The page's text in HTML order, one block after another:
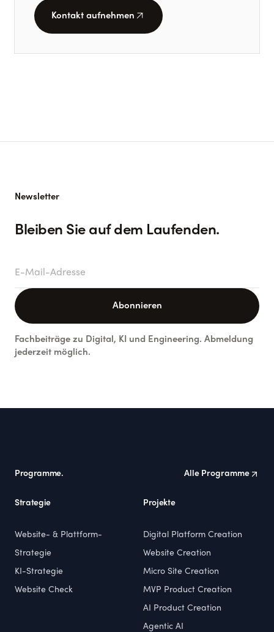
Kontakt aufnehmen arrow_outward
Newsletter
Bleiben Sie auf dem Laufenden.
E-Mail-Adresse
Abonnieren
Fachbeiträge zu Digital, KI und Engineering. Abmeldung
jederzeit möglich.
Programme. Alle Programme
Strategie
Website- & Plattform-
Strategie
KI-Strategie
Website Check
Projekte
Digital Platform Creation
Website Creation
Micro Site Creation
MVP Product Creation
AI Product Creation
Agentic AI